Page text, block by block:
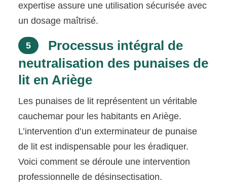
expertise assure une utilisation sécurisée avec
un dosage maîtrisé.
5
Processus intégral de
neutralisation des punaises de
lit en Ariège
Les punaises de lit représentent un véritable
cauchemar pour les habitants en Ariège.
L’intervention d’un exterminateur de punaise
de lit est indispensable pour les éradiquer.
Voici comment se déroule une intervention
professionnelle de désinsectisation.